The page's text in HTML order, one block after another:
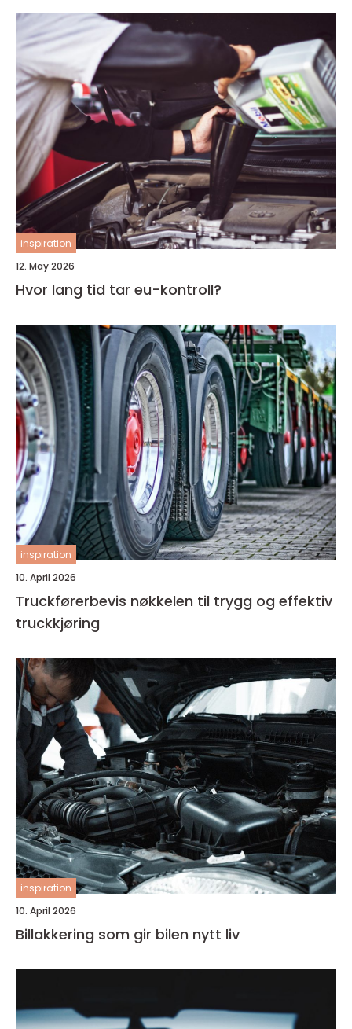
inspiration
12. May 2026
Hvor lang tid tar eu-kontroll?
inspiration
10. April 2026
Truckførerbevis nøkkelen til trygg og effektiv
truckkjøring
inspiration
10. April 2026
Billakkering som gir bilen nytt liv